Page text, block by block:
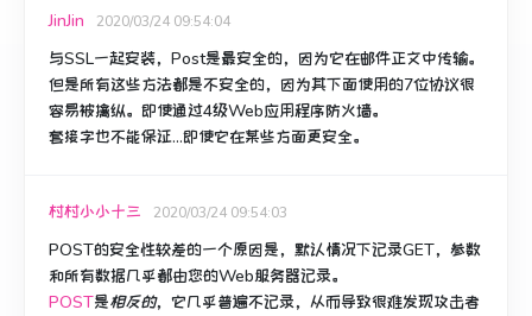
JinJin 2020/03/24 09:54:04
与SSL一起安装，Post是最安全的，因为它在邮件正文中传输。
但是所有这些方法都是不安全的，因为其下面使用的7位协议很
容易被擒纵。 即使通过4级Web应用程序防火墙。
套接字也不能保证...即使它在某些方面更安全。
村村小小十三 2020/03/24 09:54:03
POST的安全性较差的一个原因是， 默认情况下记录GET，参数
和所有数据几乎都由您的Web服务器记录。
POST是相反的，它几乎普遍不记录，从而导致很难发现攻击者